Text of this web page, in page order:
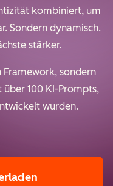
kombiniert, um
Sondern dynamisch.
stärker.
sondern
100 KI-Prompts,
wurden.